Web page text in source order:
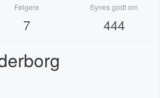
Følgere
7
Synes godt om
444